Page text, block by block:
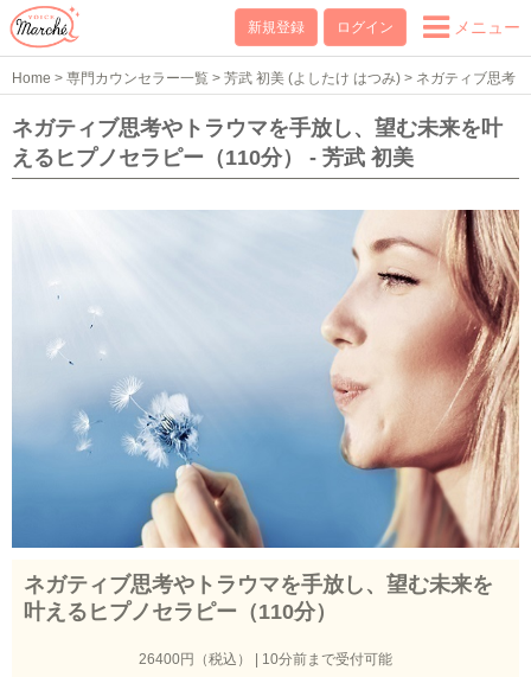
新規登録 ログイン メニュー
Home > 専門カウンセラー一覧 > 芳武 初美 (よしたけ はつみ) > ネガティブ思考
やトラウマを手放し、望む未来を叶えるヒプノセラピー（110分）
ネガティブ思考やトラウマを手放し、望む未来を叶
えるヒプノセラピー（110分） - 芳武 初美
ネガティブ思考やトラウマを手放し、望む未来を
叶えるヒプノセラピー（110分）
26400円（税込） | 10分前まで受付可能